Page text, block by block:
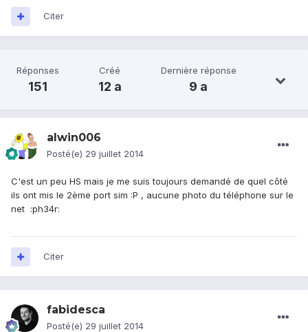
Citer
Réponses
151
Créé
12 a
Dernière réponse
9 a
alwin006
Posté(e) 29 juillet 2014
C'est un peu HS mais je me suis toujours demandé de quel côté
ils ont mis le 2ème port sim :P , aucune photo du téléphone sur le
net :ph34r:
Citer
fabidesca
Posté(e) 29 juillet 2014